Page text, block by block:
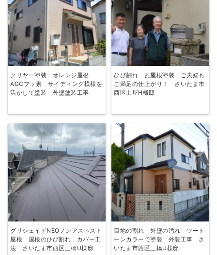
クリヤー塗装 オレンジ屋根
AGCフッ素 サイディング模様を
活かして塗装 外壁塗装工事
ひび割れ 瓦屋根塗装 ご夫婦も
ご満足の仕上がり！ さいたま市
西区土屋H様邸
グリシェイドNEOノンアスベスト
屋根 屋根のひび割れ カバー工
法 さいたま市西区三橋U様邸
目地の割れ 外壁の汚れ ツート
ーンカラーで塗装 外装工事 さ
いたま市西区三橋U様邸